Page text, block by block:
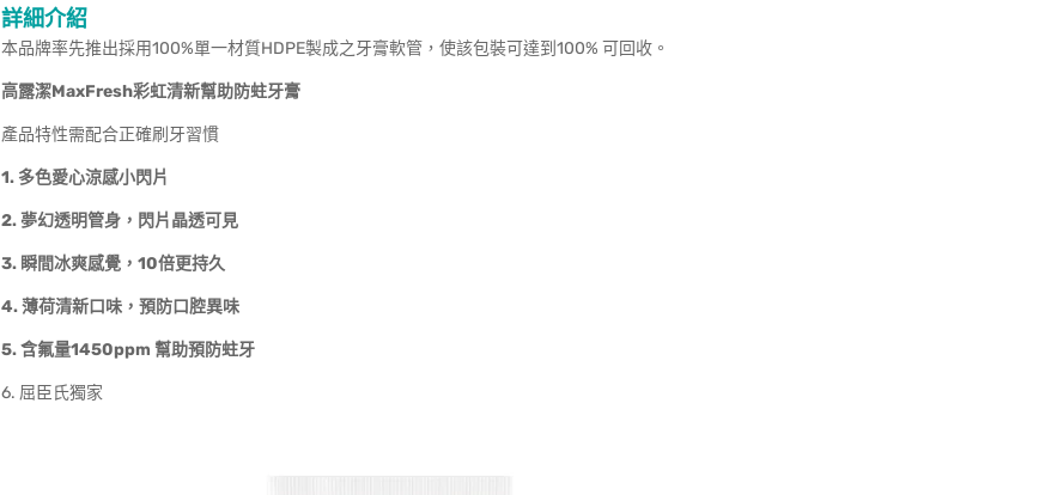
詳細介紹
本品牌率先推出採用100%單一材質HDPE製成之牙膏軟管，使該包裝可達到100% 可回收。
高露潔MaxFresh彩虹清新幫助防蛀牙膏
產品特性需配合正確刷牙習慣
1. 多色愛心涼感小閃片
2. 夢幻透明管身，閃片晶透可見
3. 瞬間冰爽感覺，10倍更持久
4. 薄荷清新口味，預防口腔異味
5. 含氟量1450ppm 幫助預防蛀牙
6. 屈臣氏獨家